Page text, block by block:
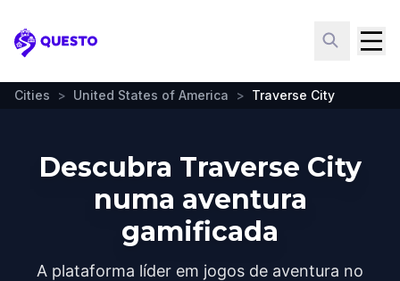
Questo
Cities > United States of America > Traverse City
Descubra Traverse City
numa aventura
gamificada
A plataforma líder em jogos de aventura no